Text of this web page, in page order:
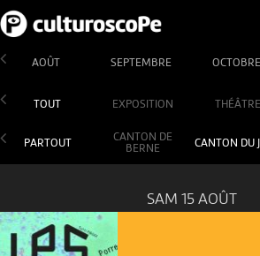
AOÛT SEPTEMBRE OCTOBRE
TOUT EXPOSITION THÉÂTRE
PARTOUT
CANTON DE
BERNE
CANTON DU
SAM 15 AOÛT